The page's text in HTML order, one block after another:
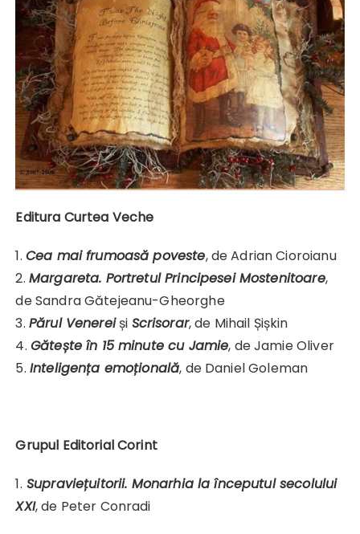
Editura Curtea Veche
1. Cea mai frumoasă poveste, de Adrian Cioroianu
2. Margareta. Portretul Principesei Mostenitoare,
de Sandra Gătejeanu-Gheorghe
3. Părul Venereiși Scrisorar, de Mihail Șișkin
4. Gătește în 15 minute cu Jamie, de Jamie Oliver
5. Inteligența emoțională, de Daniel Goleman
Grupul Editorial Corint
1. Supraviețuitorii. Monarhia la începutul secolului
XXI, de Peter Conradi